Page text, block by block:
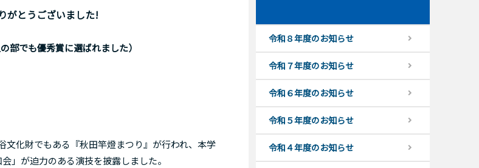
がとうございました!
部でも優秀賞に選ばれました）
化財でもある『秋田竿燈まつり』が行われ、本学
」が迫力のある演技を披露しました。
令和８年度のお知らせ
令和７年度のお知らせ
令和６年度のお知らせ
令和５年度のお知らせ
令和４年度のお知らせ